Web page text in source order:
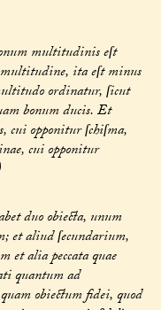
multitudinis eſt
ita eſt minus
ordinatur, ſicut
bonum ducis. Et
cui opponitur ſchiſma,
cui opponitur
duo obiecta, unum
et aliud ſecundarium,
et alia peccata quae
quantum ad
obiectum fidei, quod